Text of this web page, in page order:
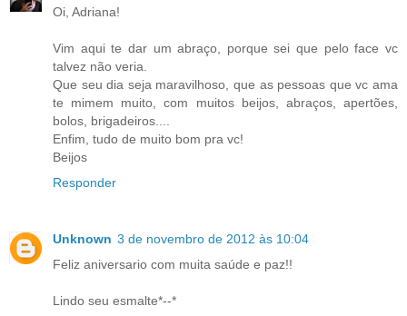
Oi, Adriana!
Vim aqui te dar um abraço, porque sei que pelo face vc
talvez não veria.
Que seu dia seja maravilhoso, que as pessoas que vc ama
te mimem muito, com muitos beijos, abraços, apertões,
bolos, brigadeiros....
Enfim, tudo de muito bom pra vc!
Beijos
Responder
Unknown 3 de novembro de 2012 às 10:04
Feliz aniversario com muita saúde e paz!!
Lindo seu esmalte*--*